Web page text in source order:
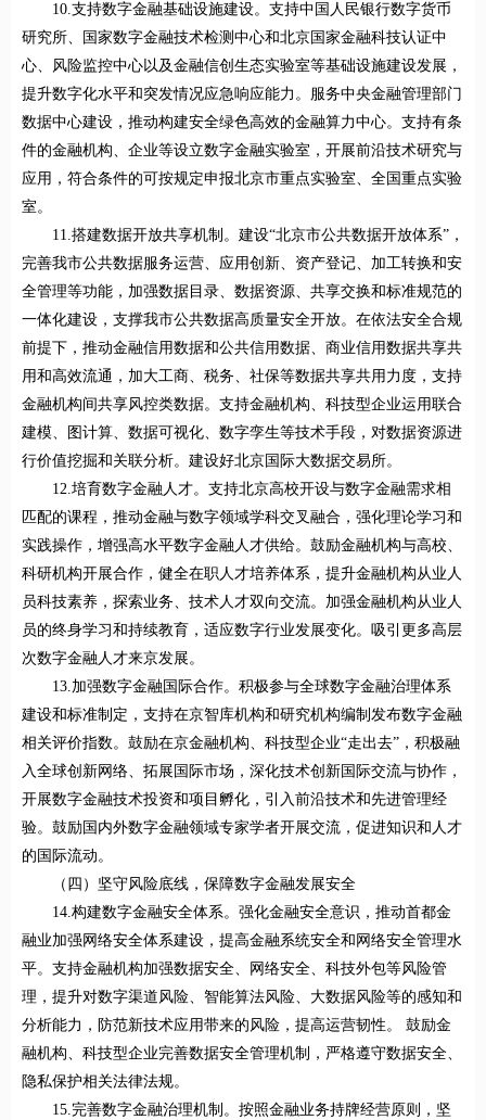
10.支持数字金融基础设施建设。支持中国人民银行数字货币
研究所、国家数字金融技术检测中心和北京国家金融科技认证中
心、风险监控中心以及金融信创生态实验室等基础设施建设发展，
提升数字化水平和突发情况应急响应能力。服务中央金融管理部门
数据中心建设，推动构建安全绿色高效的金融算力中心。支持有条
件的金融机构、企业等设立数字金融实验室，开展前沿技术研究与
应用，符合条件的可按规定申报北京市重点实验室、全国重点实验
室。
11.搭建数据开放共享机制。建设“北京市公共数据开放体系”，
完善我市公共数据服务运营、应用创新、资产登记、加工转换和安
全管理等功能，加强数据目录、数据资源、共享交换和标准规范的
一体化建设，支撑我市公共数据高质量安全开放。在依法安全合规
前提下，推动金融信用数据和公共信用数据、商业信用数据共享共
用和高效流通，加大工商、税务、社保等数据共享共用力度，支持
金融机构间共享风控类数据。支持金融机构、科技型企业运用联合
建模、图计算、数据可视化、数字孪生等技术手段，对数据资源进
行价值挖掘和关联分析。建设好北京国际大数据交易所。
12.培育数字金融人才。支持北京高校开设与数字金融需求相
匹配的课程，推动金融与数字领域学科交叉融合，强化理论学习和
实践操作，增强高水平数字金融人才供给。鼓励金融机构与高校、
科研机构开展合作，健全在职人才培养体系，提升金融机构从业人
员科技素养，探索业务、技术人才双向交流。加强金融机构从业人
员的终身学习和持续教育，适应数字行业发展变化。吸引更多高层
次数字金融人才来京发展。
13.加强数字金融国际合作。积极参与全球数字金融治理体系
建设和标准制定，支持在京智库机构和研究机构编制发布数字金融
相关评价指数。鼓励在京金融机构、科技型企业“走出去”，积极融
入全球创新网络、拓展国际市场，深化技术创新国际交流与协作，
开展数字金融技术投资和项目孵化，引入前沿技术和先进管理经
验。鼓励国内外数字金融领域专家学者开展交流，促进知识和人才
的国际流动。
（四）坚守风险底线，保障数字金融发展安全
14.构建数字金融安全体系。强化金融安全意识，推动首都金
融业加强网络安全体系建设，提高金融系统安全和网络安全管理水
平。支持金融机构加强数据安全、网络安全、科技外包等风险管
理，提升对数字渠道风险、智能算法风险、大数据风险等的感知和
分析能力，防范新技术应用带来的风险，提高运营韧性。 鼓励金
融机构、科技型企业完善数据安全管理机制，严格遵守数据安全、
隐私保护相关法律法规。
15.完善数字金融治理机制。按照金融业务持牌经营原则，坚